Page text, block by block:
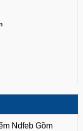
Ndfeb Gồm